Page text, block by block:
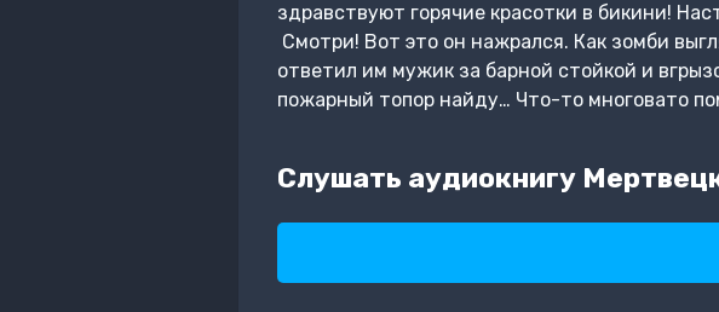
здравствуют горячие красотки в бикини!
Смотри! Вот это он нажрался. Как зомби
ответил им мужик за барной стойкой и
пожарный топор найду… Что-то многовато
Слушать аудиокнигу